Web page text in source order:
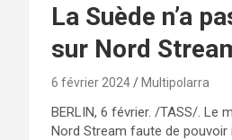
La Suède n’a
sur Nord
6 février 2024 Multipolarra
BERLIN, 6 février. /TASS/. Le
Nord Stream faute de pouvoir